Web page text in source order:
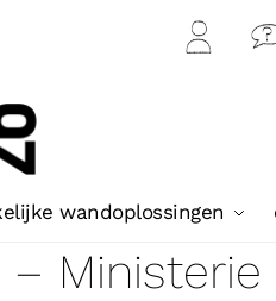
Mijn
wandoplossingen
Ministerie